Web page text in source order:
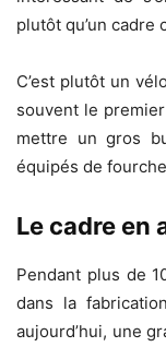
plutôt qu’un cadre
C’est plutôt un
souvent le
mettre un gros
équipés de
Le cadre en
Pendant plus de
dans la
aujourd’hui, une